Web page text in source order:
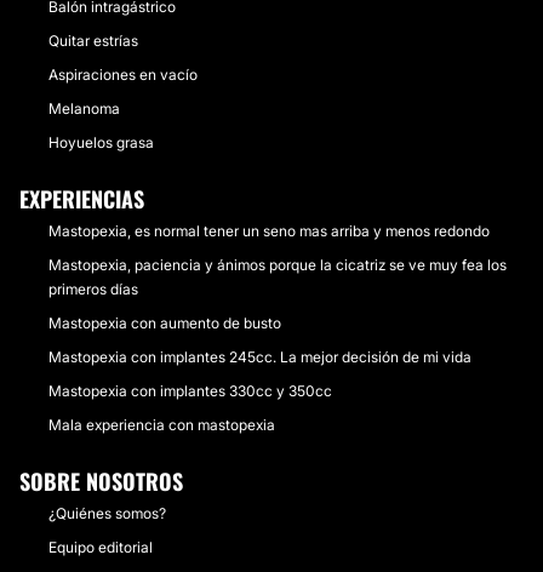
Balón intragástrico
Quitar estrías
Aspiraciones en vacío
Melanoma
Hoyuelos grasa
EXPERIENCIAS
Mastopexia, es normal tener un seno mas arriba y menos redondo
Mastopexia, paciencia y ánimos porque la cicatriz se ve muy fea los
primeros días
Mastopexia con aumento de busto
Mastopexia con implantes 245cc. La mejor decisión de mi vida
Mastopexia con implantes 330cc y 350cc
Mala experiencia con mastopexia
SOBRE NOSOTROS
¿Quiénes somos?
Equipo editorial